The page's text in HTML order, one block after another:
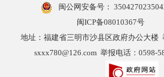
闽公网安备号：
闽ICP备08010367号
地址：福建省三明市沙县区政府办公大楼
sxxx780@126.com 举报电话：0598-